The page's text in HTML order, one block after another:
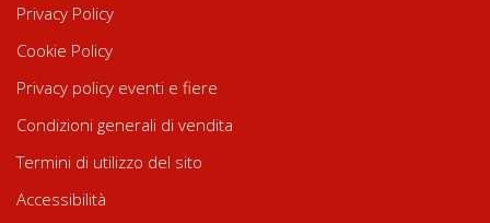
Privacy Policy
Cookie Policy
Privacy policy eventi e fiere
Condizioni generali di vendita
Termini di utilizzo del sito
Accessibilità